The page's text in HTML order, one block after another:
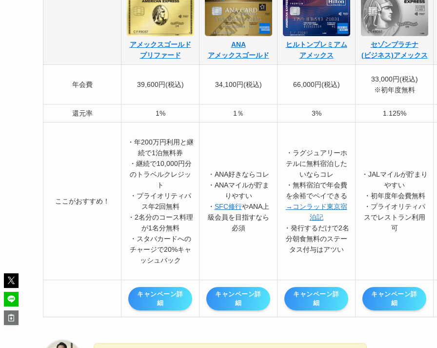
アメックスゴールド
プリファード
ANA
アメックスゴールド
ヒルトンプレミアム
アメックス
セゾンプラチナ
(ビジネス)アメックス
年会費 39,600円(税込) 34,100円(税込) 66,000円(税込)
33,000円(税込)
※初年度無料
還元率 1% 1％ 3% 1.125%
ここがおすすめ！
・年200万円利用と継
続で1泊無料券
・継続で10,000円分
のトラベルクレジッ
ト
・プライオリティパ
ス年2回無料
・2名分のコース料理
が1名分無料
・スタバカードへの
チャージで20%キャ
ッシュバック
・ANA好きならコレ
・ANAマイルが貯ま
りやすい
・ SFC修行やANA上
級会員を目指すなら
必須
・ラグジュアリーホ
テルに無料宿泊した
いならコレ
・無料宿泊で年会費
を余裕でペイできる
→コンラッド東京宿
泊記
・発行するだけで2名
分朝食無料のステー
タス付与はアツい
・JALマイルが貯まり
やすい
・初年度年会費無料
・プライオリティパ
スでレストラン利用
可
キャンペーン詳
細
キャンペーン詳
細
キャンペーン詳
細
キャンペーン詳
細